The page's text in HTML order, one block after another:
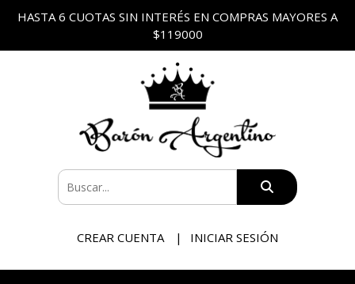
HASTA 6 CUOTAS SIN INTERÉS EN COMPRAS MAYORES A
$119000
CREAR CUENTA INICIAR SESIÓN